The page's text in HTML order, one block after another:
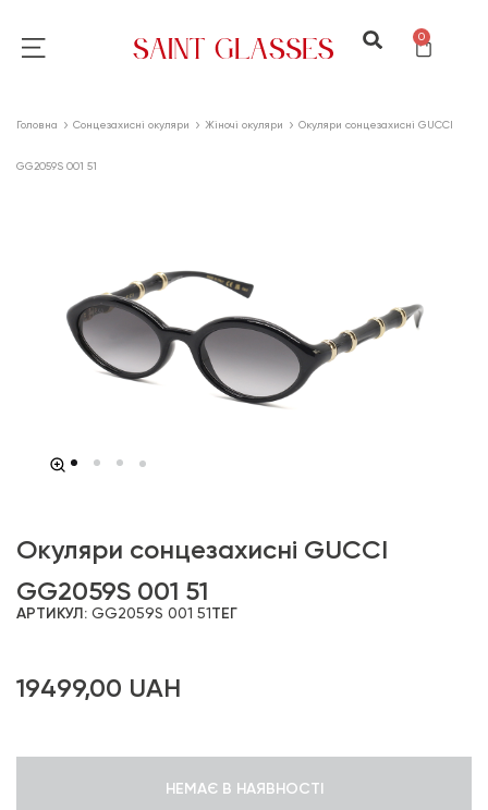
0
Головна Сонцезахисні окуляри Жіночі окуляри Окуляри сонцезахисні GUCCI
GG2059S 001 51
Окуляри сонцезахисні GUCCI
GG2059S 001 51
АРТИКУЛ: GG2059S 001 51ТЕГ
19499,00 UAH
НЕМАЄ В НАЯВНОСТІ